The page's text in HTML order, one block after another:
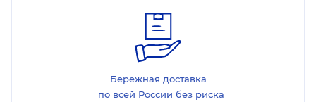
Бережная доставка
по всей России без риска